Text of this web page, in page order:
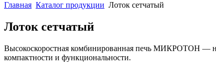
Главная Каталог продукции Лоток сетчатый
Лоток сетчатый
Высокоскоростная комбинированная печь МИКРОТОН —
компактности и функциональности.